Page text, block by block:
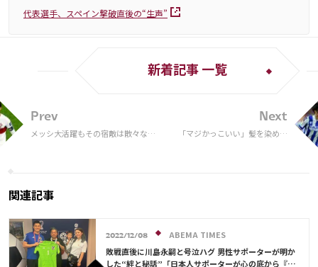
代表選手、スペイン撃破直後の“生声”
Prev
メッシ大活躍もその宿敵は散々な結
新着記事 一覧
Next
「マジかっこいい」髪を染めた
関連記事
2022/12/08
ABEMA TIMES
敗戦直後に川島永嗣と号泣ハグ 男性サポーターが明か
した“絆と秘話”「日本人サポーターが心の底から『ニ